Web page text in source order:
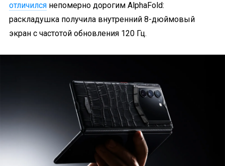
отличился непомерно дорогим AlphaFold:
раскладушка получила внутренний 8-дюймовый
экран с частотой обновления 120 Гц.